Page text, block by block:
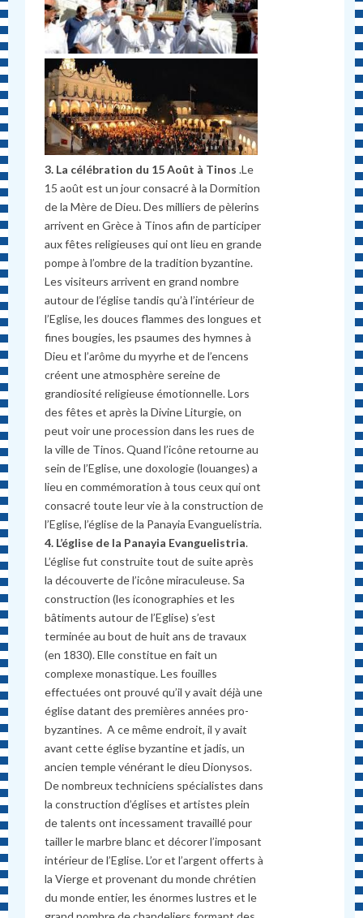
3. La célébration du 15 Août à Tinos.Le
15 août est un jour consacré à la Dormition
de la Mère de Dieu. Des milliers de pèlerins
arrivent en Grèce à Tinos afin de participer
aux fêtes religieuses qui ont lieu en grande
pompe à l’ombre de la tradition byzantine.
Les visiteurs arrivent en grand nombre
autour de l’église tandis qu’à l’intérieur de
l’Eglise, les douces flammes des longues et
fines bougies, les psaumes des hymnes à
Dieu et l’arôme du myyrhe et de l’encens
créent une atmosphère sereine de
grandiosité religieuse émotionnelle. Lors
des fêtes et après la Divine Liturgie, on
peut voir une procession dans les rues de
la ville de Tinos. Quand l’icône retourne au
sein de l’Eglise, une doxologie (louanges) a
lieu en commémoration à tous ceux qui ont
consacré toute leur vie à la construction de
l’Eglise, l’église de la Panayia Evanguelistria.
4. L’église de la Panayia Evanguelistria.
L’église fut construite tout de suite après
la découverte de l’icône miraculeuse. Sa
construction (les iconographies et les
bâtiments autour de l’Eglise) s’est
terminée au bout de huit ans de travaux
(en 1830). Elle constitue en fait un
complexe monastique. Les fouilles
effectuées ont prouvé qu’il y avait déjà une
église datant des premières années pro-
byzantines. A ce même endroit, il y avait
avant cette église byzantine et jadis, un
ancien temple vénérant le dieu Dionysos.
De nombreux techniciens spécialistes dans
la construction d’églises et artistes plein
de talents ont incessament travaillé pour
tailler le marbre blanc et décorer l’imposant
intérieur de l’Eglise. L’or et l’argent offerts à
la Vierge et provenant du monde chrétien
du monde entier, les énormes lustres et le